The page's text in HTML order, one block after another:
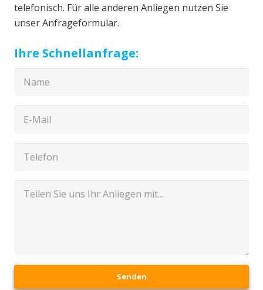
telefonisch. Für alle anderen Anliegen nutzen Sie
unser Anfrageformular.
Ihre Schnellanfrage:
Senden